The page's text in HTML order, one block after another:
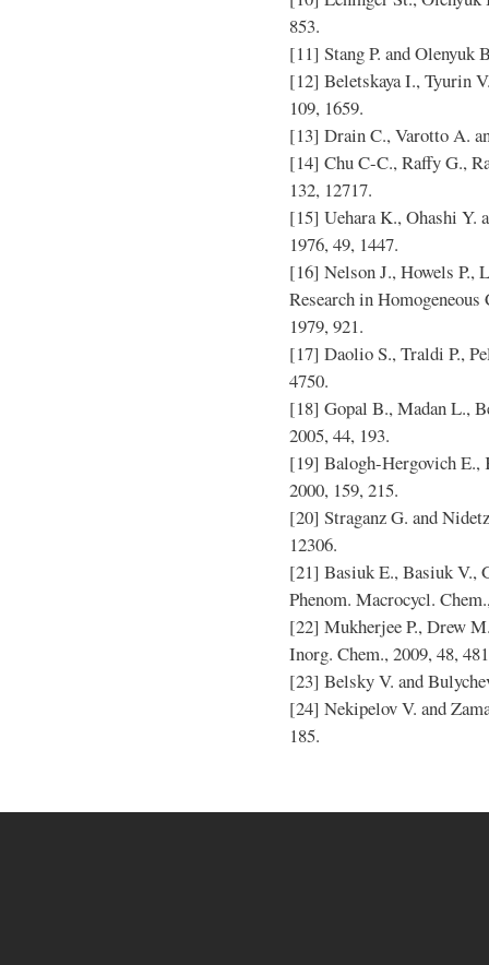
853.
[11] Stang P. and Olenyuk
[12] Beletskaya I., Tyurin
109, 1659.
[13] Drain C., Varotto A.
[14] Chu C-C., Raffy G.,
132, 12717.
[15] Uehara K., Ohashi Y.
1976, 49, 1447.
[16] Nelson J., Howels P.,
Research in
1979, 921.
[17] Daolio S., Traldi P.,
4750.
[18] Gopal B., Madan L.,
2005, 44, 193.
[19] Balogh-Hergovich E.,
2000, 159, 215.
[20] Straganz G. and
12306.
[21] Basiuk E., Basiuk V.,
Phenom. Macrocycl.
[22] Mukherjee P., Drew
Inorg. Chem., 2009, 48,
[23] Belsky V. and
[24] Nekipelov V. and
185.